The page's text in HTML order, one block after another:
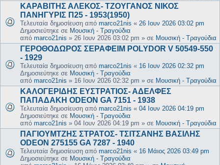
ΚΑΡΑΒΙΤΗΣ ΑΛΕΚΟΣ- ΤΖΟΥΓΑΝΟΣ ΝΙΚΟΣ
ΠΑΝΗΓΥΡΙΣ Π25 - 1953(1950)
Τελευταία δημοσίευση από marco21nis « 26 Ιουν 2026 03:02 pm
Δημοσιεύτηκε σε Μουσική - Τραγούδια
από marco21nis » 26 Ιουν 2026 03:02 pm » σε Μουσική - Τραγούδια
ΓΕΡΟΘΟΔΩΡΟΣ ΣΕΡΑΦΕΙΜ POLYDOR V 50549-550
- 1929
Τελευταία δημοσίευση από marco21nis « 16 Ιουν 2026 02:32 pm
Δημοσιεύτηκε σε Μουσική - Τραγούδια
από marco21nis » 16 Ιουν 2026 02:32 pm » σε Μουσική - Τραγούδια
ΚΑΛΟΓΕΡΙΔΗΣ ΕΥΣΤΡΑΤΙΟΣ- ΑΔΕΛΦΕΣ
ΠΑΠΑΔΑΚΗ ODEON GA 7151 - 1938
Τελευταία δημοσίευση από marco21nis « 04 Ιουν 2026 04:19 pm
Δημοσιεύτηκε σε Μουσική - Τραγούδια
από marco21nis » 04 Ιουν 2026 04:19 pm » σε Μουσική - Τραγούδια
ΠΑΓΙΟΥΜΤΖΗΣ ΣΤΡΑΤΟΣ- ΤΣΙΤΣΑΝΗΣ ΒΑΣΙΛΗΣ
ODEON 275155 GA 7287 - 1940
Τελευταία δημοσίευση από marco21nis « 16 Μάιος 2026 03:49 pm
Δημοσιεύτηκε σε Μουσική - Τραγούδια